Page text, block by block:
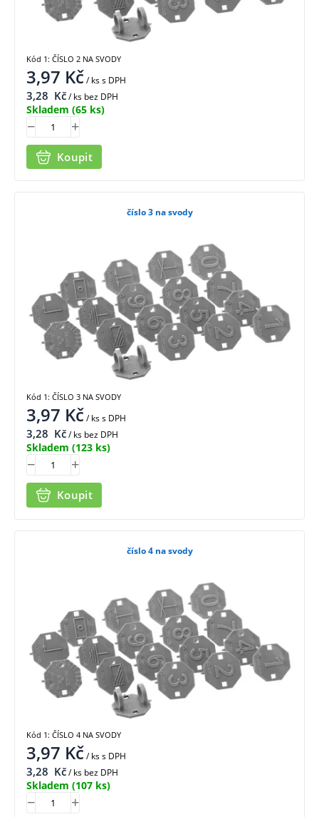
3,97 Kč/ kss DPH
3,28 Kč/ ks bez DPH
Skladem (65 ks)
Koupit
Kód 1: ČÍSLO 2 NA SVODY
číslo 3 na svody
3,97 Kč/ kss DPH
3,28 Kč/ ks bez DPH
Skladem (123 ks)
Koupit
Kód 1: ČÍSLO 3 NA SVODY
číslo 4 na svody
3,97 Kč/ kss DPH
3,28 Kč/ ks bez DPH
Skladem (107 ks)
Kód 1: ČÍSLO 4 NA SVODY